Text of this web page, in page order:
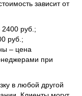
зависит от
2400 руб.;
руб.;
– цена
при
в любой другой